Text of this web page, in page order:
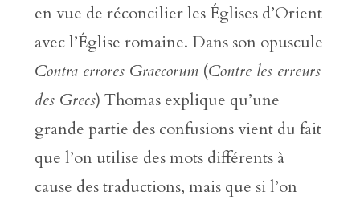
en vue de réconcilier les Églises d’Orient
avec l’Église romaine. Dans son opuscule
Contra errores Graecorum(Contre les erreurs
des Grecs) Thomas explique qu’une
grande partie des confusions vient du fait
que l’on utilise des mots différents à
cause des traductions, mais que si l’on